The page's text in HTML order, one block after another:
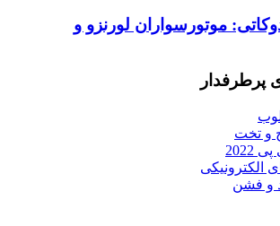
موتورسواران لورنزو و
و تخت
الکترونیکی
و فشن